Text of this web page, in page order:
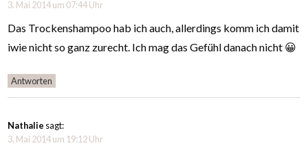
3. Mai 2014 um 07:44 Uhr
Das Trockenshampoo hab ich auch, allerdings komm ich damit
iwie nicht so ganz zurecht. Ich mag das Gefühl danach nicht 😀
Antworten
Nathalie sagt:
3. Mai 2014 um 19:12 Uhr